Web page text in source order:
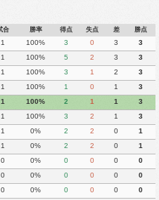
合 勝率 得点 失点 差 勝点
1 100% 3 0 3
3
1 100% 5 2 3
3
1 100% 3 1 2
3
1 100% 1 0 1
3
1 100% 2 1 1
3
1 100% 3 2 1
3
1 0% 2 2 0
1
1 0% 2 2 0
1
0 0% 0 0 0
0
0 0% 0 0 0
0
0 0% 0 0 0
0